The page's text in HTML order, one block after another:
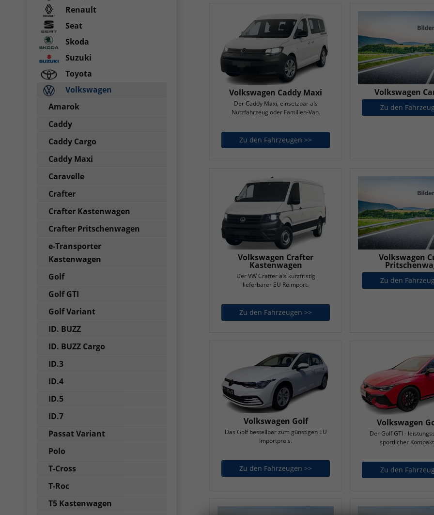
Volkswagen Caddy Maxi
Der Caddy Maxi, einsetzbar als
Nutzfahrzeug oder Familien-Van.
Zu den Fahrzeugen >>
Volkswagen
Zu den
Volkswagen Crafter
Kastenwagen
Der VW Crafter als kurzfristig
lieferbarer EU Reimport.
Zu den Fahrzeugen >>
Volkswagen
Zu den
Volkswagen Golf
Das Golf bestellbar zum günstigen EU
Importpreis.
Zu den Fahrzeugen >>
Volkswagen
Der Golf GTI -
sportlicher
Zu den
Renault
Seat
Skoda
Suzuki
Toyota
Volkswagen
Amarok
Caddy
Caddy Cargo
Caddy Maxi
Caravelle
Crafter
Crafter Kastenwagen
Crafter Pritschenwagen
e-Transporter
Kastenwagen
Golf
Golf GTI
Golf Variant
ID. BUZZ
ID. BUZZ Cargo
ID.3
ID.4
ID.5
ID.7
Passat Variant
Polo
T-Cross
T-Roc
T5 Kastenwagen